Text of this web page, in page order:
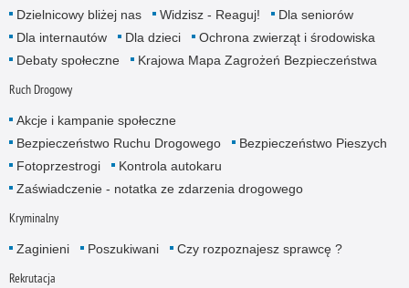
Dzielnicowy bliżej nas
Widzisz - Reaguj!
Dla seniorów
Dla internautów
Dla dzieci
Ochrona zwierząt i środowiska
Debaty społeczne
Krajowa Mapa Zagrożeń Bezpieczeństwa
Ruch Drogowy
Akcje i kampanie społeczne
Bezpieczeństwo Ruchu Drogowego
Bezpieczeństwo Pieszych
Fotoprzestrogi
Kontrola autokaru
Zaświadczenie - notatka ze zdarzenia drogowego
Kryminalny
Zaginieni Poszukiwani Czy rozpoznajesz sprawcę ?
Rekrutacja